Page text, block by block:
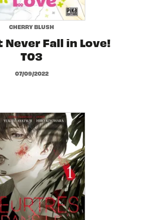
CHERRY BLUSH
Never Fall in Love!
T03
07/09/2022